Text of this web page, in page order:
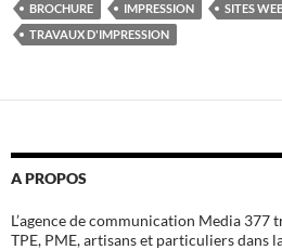
BROCHURE IMPRESSION SITES
TRAVAUX D'IMPRESSION
A PROPOS
L’agence de communication Media
TPE, PME, artisans et particuliers dans